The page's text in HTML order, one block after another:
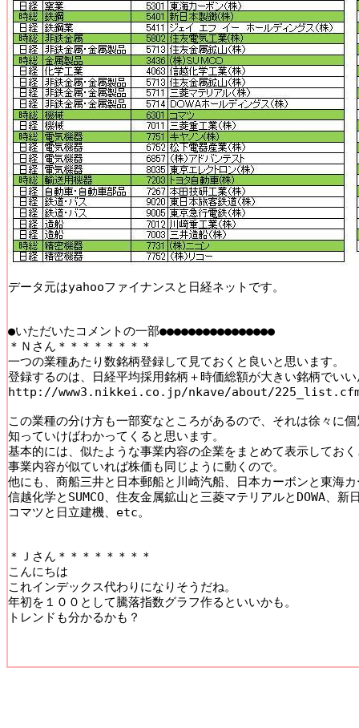
データ元はyahooファイナンスと日経ネットです。
●いただいたコメントの一部●●●●●●●●●●●●●●●●
＊Ｎさん＊＊＊＊＊＊＊＊
一つの業種あたり数銘柄登録して見ておくと良いと思います。
登録するのは、日経平均採用銘柄＋時価総額が大きい銘柄でい
http://www3.nikkei.co.jp/nkave/about/
この業種の分け方も一部変なところがあるので、それは徐々に
知っていけばわかってくると思います。
基本的には、似たような事業内容の企業をまとめて表示してお
事業内容が似ていれば株価も同じように動くので。
他にも、商船三井と日本郵船と川崎汽船、日本カーボンと東海
信越化学とSUMCO、住友金属鉱山と三菱マテリアルとDOWA、新
コマツと日立建機、etc。
＊Ｊさん＊＊＊＊＊＊＊＊
こんにちは
これインデックス代わりになりそうだね。
年初を１００として騰落指数グラフ作るといいかも。
トレンドも分かるかも？